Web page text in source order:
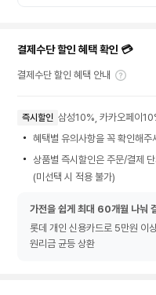
결제수단 할인 혜택 확인 💳
결제수단 할인 혜택 안내
즉시할인 삼성10%, 카카오페이
혜택별 유의사항을 꼭 확인해주
상품별 즉시할인은 주문/결제
(미선택 시 적용 불가)
가전을 쉽게 최대 60개월 나눠
롯데 개인 신용카드로 5만원
원리금 균등 상환